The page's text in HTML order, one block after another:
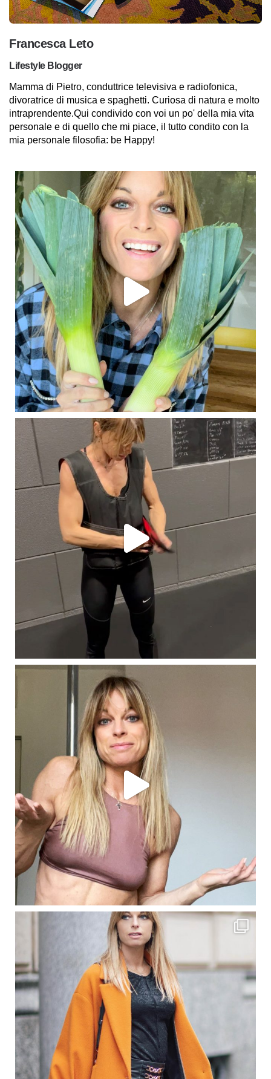
Francesca Leto
Lifestyle Blogger
Mamma di Pietro, conduttrice televisiva e radiofonica,
divoratrice di musica e spaghetti. Curiosa di natura e molto
intraprendente.Qui condivido con voi un po' della mia vita
personale e di quello che mi piace, il tutto condito con la
mia personale filosofia: be Happy!